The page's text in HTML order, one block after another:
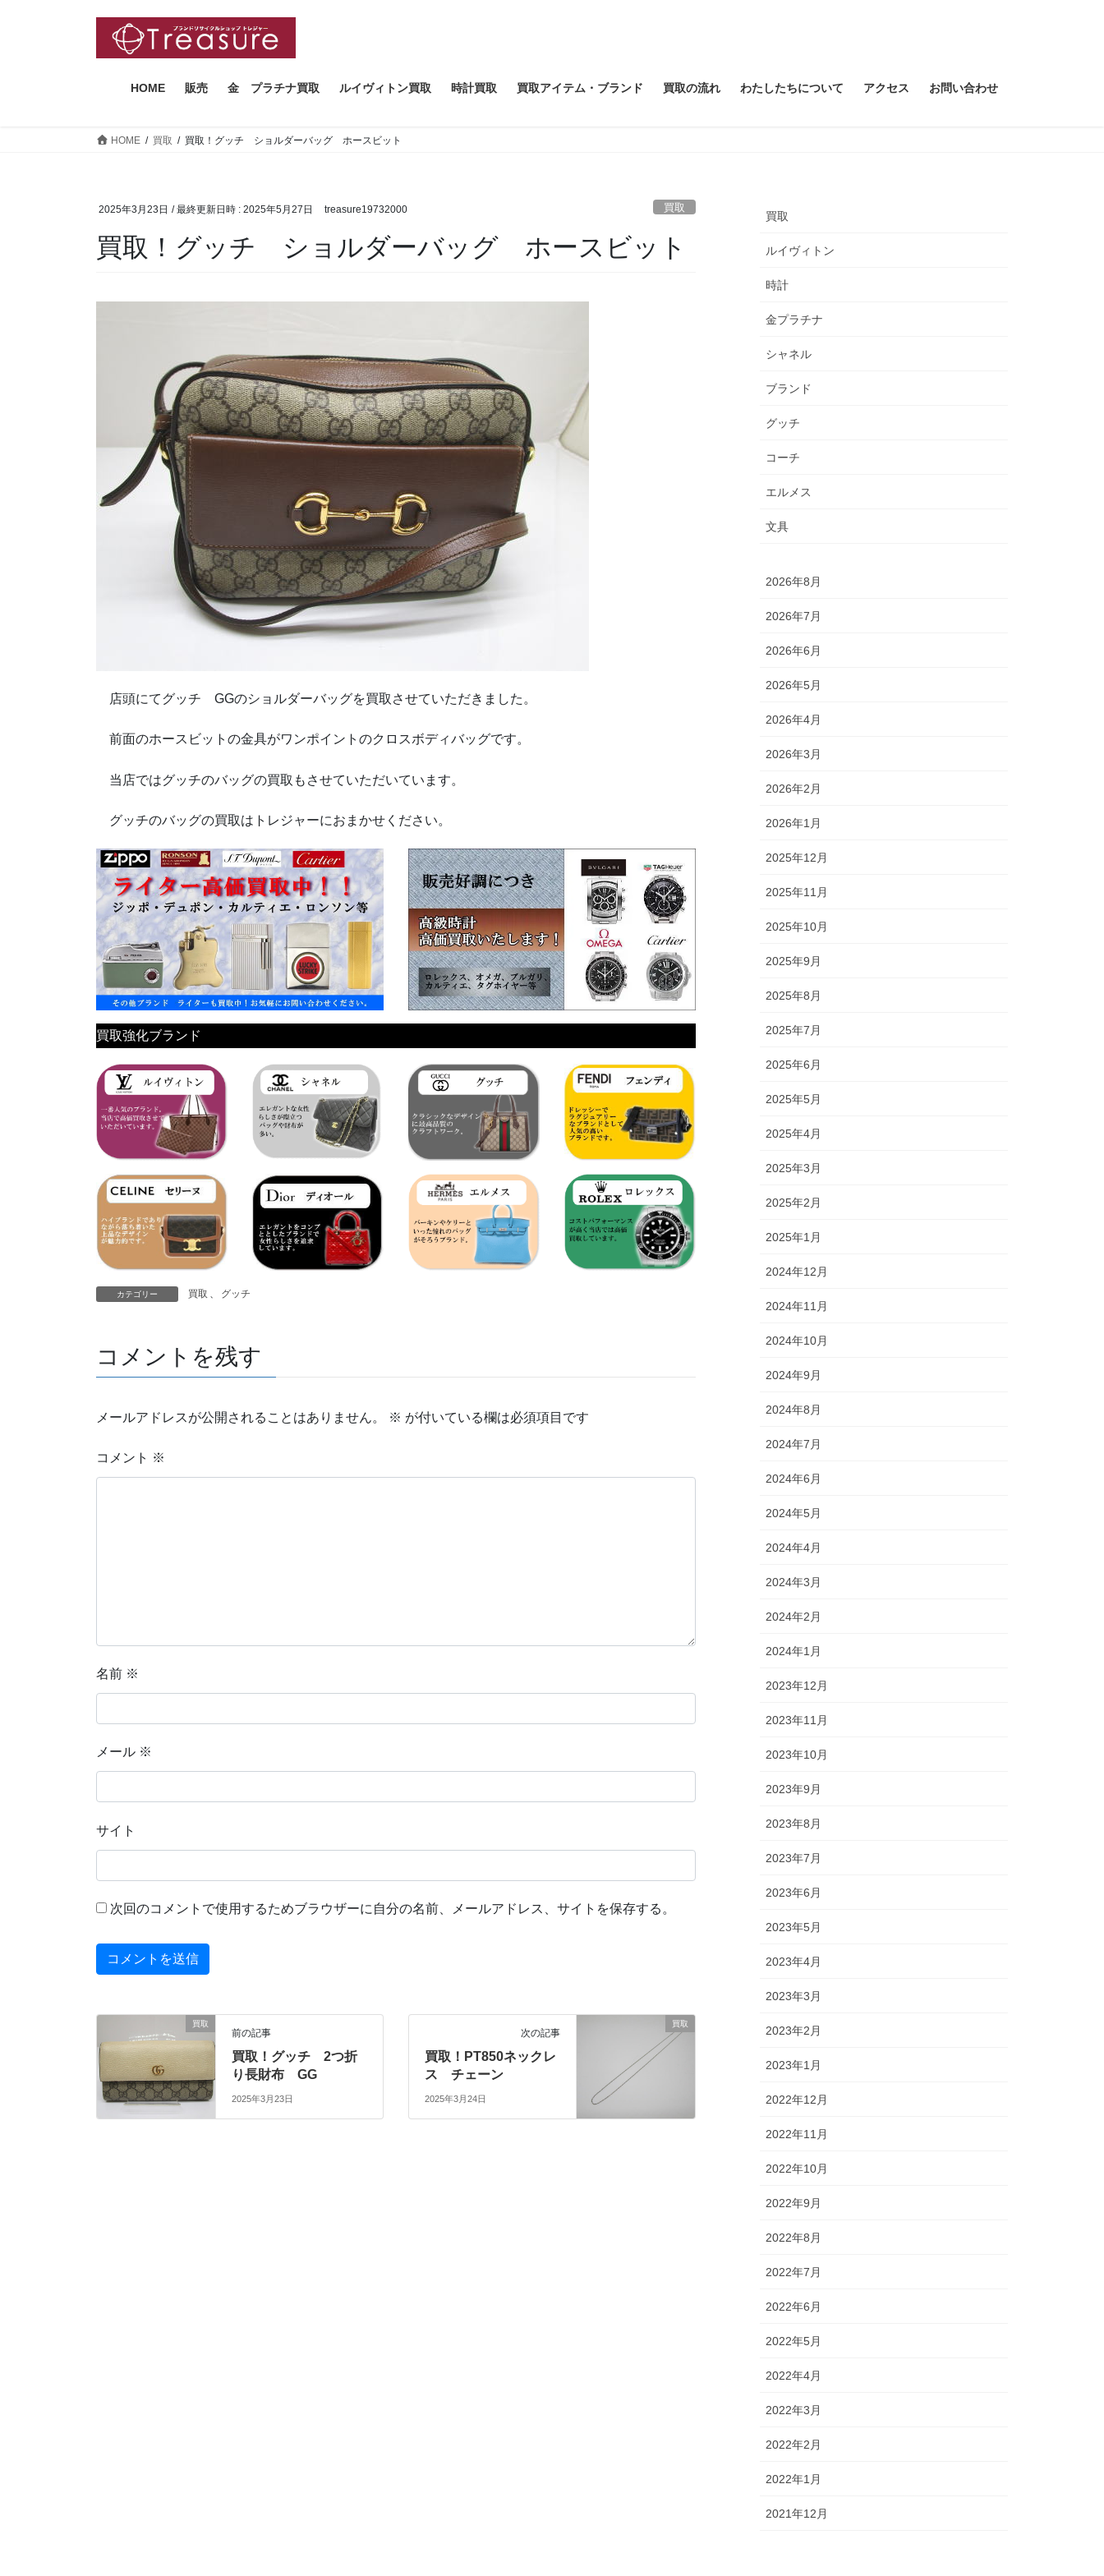
HOME 販売 金 プラチナ買取 ルイヴィトン買取 時計買取 買取アイテム・ブランド 買取の流れ わたしたちについて アクセス お問い合わせ
HOME 買取 買取！グッチ ショルダーバッグ ホースビット
2025年3月23日 / 最終更新日時 : 2025年5月27日 treasure19732000 買取
買取！グッチ ショルダーバッグ ホースビット
店頭にてグッチ GGのショルダーバッグを買取させていただきました。
前面のホースビットの金具がワンポイントのクロスボディバッグです。
当店ではグッチのバッグの買取もさせていただいています。
グッチのバッグの買取はトレジャーにおまかせください。
買取強化ブランド
カテゴリー 買取 、 グッチ
コメントを残す
メールアドレスが公開されることはありません。 ※ が付いている欄は必須項目です
コメント ※
名前 ※
メール ※
サイト
次回のコメントで使用するためブラウザーに自分の名前、メールアドレス、サイトを保存する。
買取
前の記事
買取！グッチ 2つ折
り長財布 GG
2025年3月23日
買取
次の記事
買取！PT850ネックレ
ス チェーン
2025年3月24日
買取
ルイヴィトン
時計
金プラチナ
シャネル
ブランド
グッチ
コーチ
エルメス
文具
2026年8月
2026年7月
2026年6月
2026年5月
2026年4月
2026年3月
2026年2月
2026年1月
2025年12月
2025年11月
2025年10月
2025年9月
2025年8月
2025年7月
2025年6月
2025年5月
2025年4月
2025年3月
2025年2月
2025年1月
2024年12月
2024年11月
2024年10月
2024年9月
2024年8月
2024年7月
2024年6月
2024年5月
2024年4月
2024年3月
2024年2月
2024年1月
2023年12月
2023年11月
2023年10月
2023年9月
2023年8月
2023年7月
2023年6月
2023年5月
2023年4月
2023年3月
2023年2月
2023年1月
2022年12月
2022年11月
2022年10月
2022年9月
2022年8月
2022年7月
2022年6月
2022年5月
2022年4月
2022年3月
2022年2月
2022年1月
2021年12月